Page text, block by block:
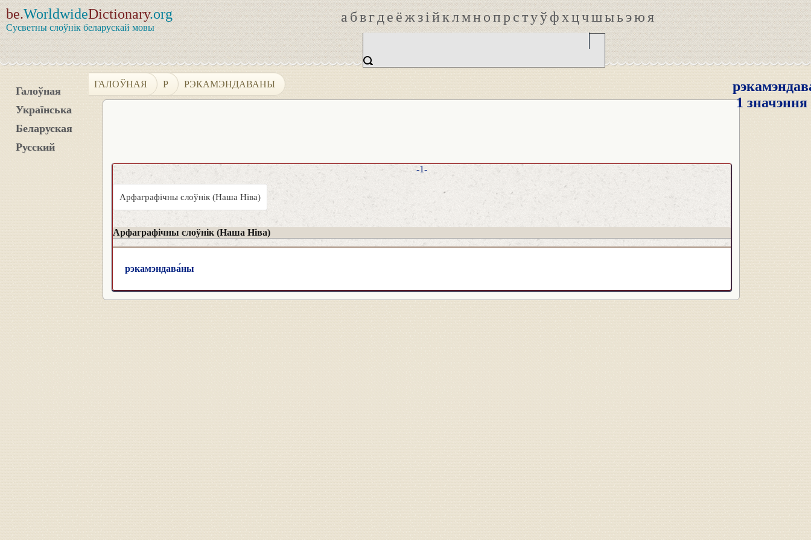
be.WorldwideDictionary.org
Сусветны слоўнік беларускай мовы
абвгдеёжзійклмнопрстуўфхцчшыьэюя
Галоўная
Українська
Беларуская
Русский
ГАЛОЎНАЯ Р РЭКАМЭНДАВАНЫ
1 значэння
-1-
Арфаграфічны слоўнік (Наша Ніва)
Арфаграфічны слоўнік (Наша Ніва)
рэкамэндава́ны